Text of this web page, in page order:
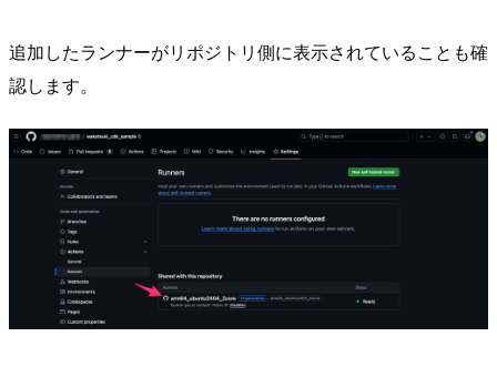
追加したランナーがリポジトリ側に表示されていることも確
認します。